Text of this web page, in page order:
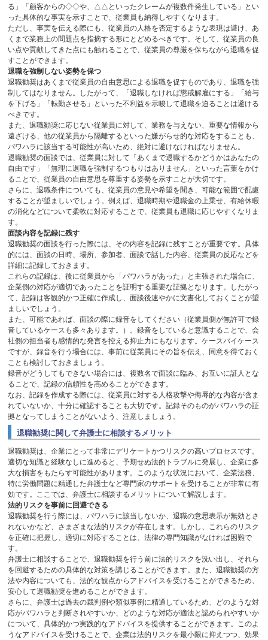
る」「顧客からの◇◇や、△△といったクレームが複数件発生している」とい
った具体的な事実を示すことで、従業員も納得しやすくなります。
ただし、事実を伝える際にも、従業員の人格を否定するような表現は避け、あ
くまで業務上の問題点を指摘する形にとどめるべきです。そして、従業員の良
い点や貢献してきた点にも触れることで、従業員の尊厳を保ちながら退職を促
すことができます。
退職を強制しない姿勢を保つ
退職勧奨はあくまで従業員の自由意思による退職を促すものであり、退職を強
制してはなりません。したがって、「退職しなければ懲戒解雇にする」「給与
を下げる」「転勤させる」といった不利益を示唆して退職を迫ることは避ける
べきです。
また、退職勧奨に応じない従業員に対して、業務を与えない、重要な情報から
遠ざける、他の従業員から隔離するといった嫌がらせ的な対応をすることも、
パワハラに該当する可能性が高いため、絶対に避けなければなりません。
退職勧奨の面談では、従業員に対して「あくまで退職するかどうかはあなたの
自由です」「無理に退職を強制するつもりはありません」といった言葉をかけ
ることで、従業員の自由意思を尊重する姿勢を示すことが大切です。
さらに、退職条件についても、従業員の意見や希望を聞き、可能な範囲で配慮
することが望ましいでしょう。例えば、退職時期や退職金の上乗せ、有給休暇
の消化などについて柔軟に対応することで、従業員も退職に応じやすくなりま
す。
面談内容を記録に残す
退職勧奨の面談を行った際には、その内容を記録に残すことが重要です。具体
的には、面談の日時、場所、参加者、面談で話した内容、従業員の反応などを
詳細に記録しておきます。
これらの記録は、後に従業員から「パワハラがあった」と主張された場合に、
企業側の対応が適切であったことを証明する重要な証拠となります。したがっ
て、記録は客観的かつ正確に作成し、面談後速やかに文書化しておくことが望
ましいでしょう。
また、可能であれば、面談の際に録音をしてください（従業員側が無許可で録
音しているケースも多々あります。）。録音をしていると意識することで、会
社側の担当者も感情的な発言を控える抑止力にもなります。ケースバイケース
ですが、録音を行う場合には、事前に従業員にその旨を伝え、同意を得ておく
ことも検討しておきましょう。
録音がどうしてもできない場合には、複数名で面談に臨み、お互いに証人とな
ることで、記録の信頼性を高めることができます。
なお、記録を作成する際には、従業員に対する人格攻撃や侮辱的な内容が含ま
れていないか、十分に確認することも大切です。記録そのものがパワハラの証
拠となってしまうことがないよう、注意しましょう。
退職勧奨に関して弁護士に相談するメリット
退職勧奨は、企業にとって非常にデリケートかつリスクの高いプロセスです。
適切な知識と経験なしに進めると、予期せぬ法的トラブルに発展し、企業に多
大な損害をもたらす可能性があります。このような状況において、企業法務、
特に労働問題に精通した弁護士など専門家のサポートを受けることが非常に有
効です。ここでは、弁護士に相談するメリットについて解説します。
法的リスクを事前に回避できる
退職勧奨を行う際には、パワハラに該当しないか、退職の意思表示が無効とさ
れないかなど、さまざまな法的リスクが存在します。しかし、これらのリスク
を正確に把握し、適切に対応することは、法律の専門知識がなければ困難で
す。
弁護士に相談することで、退職勧奨を行う前に法的リスクを洗い出し、それら
を回避するための具体的な対策を講じることができます。また、退職勧奨の方
法や内容についても、法的な観点からアドバイスを受けることができるため、
安心して退職勧奨を進めることができます。
さらに、弁護士は過去の裁判例や類似事例に精通しているため、どのような対
応がパワハラと判断されやすいか、どのような対応が適法と認められやすいか
について、具体的かつ実践的なアドバイスを提供することができます。このよ
うなアドバイスを受けることで、企業は法的リスクを最小限に抑えつつ、効果